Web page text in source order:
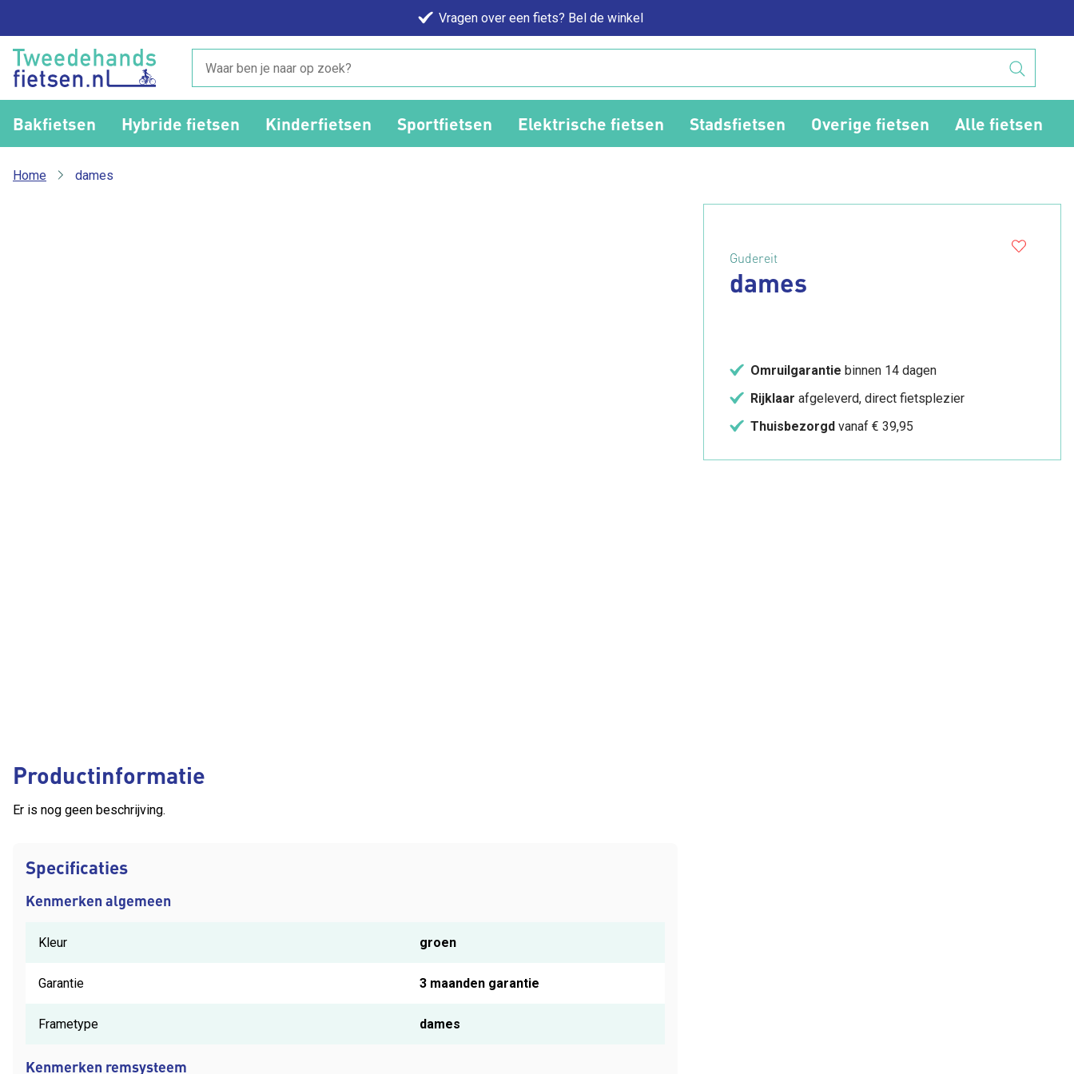
Vragen over een fiets? Bel de winkel
Bakfietsen Hybride fietsen Kinderfietsen Sportfietsen Elektrische fietsen Stadsfietsen Overige fietsen Alle fietsen
Home dames
Productinformatie
Er is nog geen beschrijving.
Specificaties
Kenmerken algemeen
Kleur groen
Garantie 3 maanden garantie
Frametype dames
Kenmerken remsysteem
Gudereit
dames
Omruilgarantie binnen 14 dagen
Rijklaar afgeleverd, direct fietsplezier
Thuisbezorgd vanaf € 39,95